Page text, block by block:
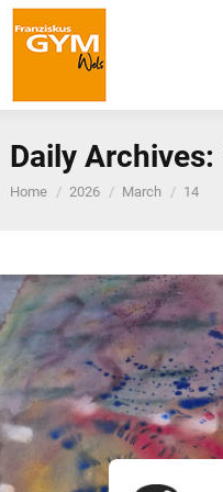
Daily Archives:
You are here:
Home 2026 March 14